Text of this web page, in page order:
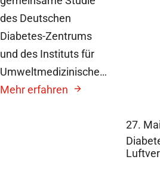
27.
des Deutschen
Diabetes-Zentrums
und des Instituts für
Umweltmedizinische…
Mehr erfahren